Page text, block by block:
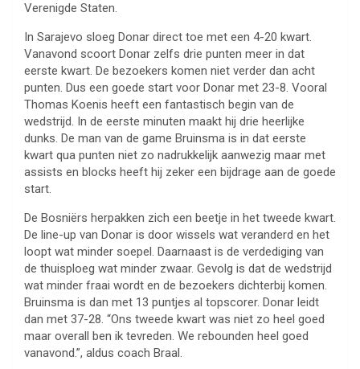
Verenigde Staten.
In Sarajevo sloeg Donar direct toe met een 4-20 kwart.
Vanavond scoort Donar zelfs drie punten meer in dat
eerste kwart. De bezoekers komen niet verder dan acht
punten. Dus een goede start voor Donar met 23-8. Vooral
Thomas Koenis heeft een fantastisch begin van de
wedstrijd. In de eerste minuten maakt hij drie heerlijke
dunks. De man van de game Bruinsma is in dat eerste
kwart qua punten niet zo nadrukkelijk aanwezig maar met
assists en blocks heeft hij zeker een bijdrage aan de goede
start.
De Bosniërs herpakken zich een beetje in het tweede kwart.
De line-up van Donar is door wissels wat veranderd en het
loopt wat minder soepel. Daarnaast is de verdediging van
de thuisploeg wat minder zwaar. Gevolg is dat de wedstrijd
wat minder fraai wordt en de bezoekers dichterbij komen.
Bruinsma is dan met 13 puntjes al topscorer. Donar leidt
dan met 37-28. “Ons tweede kwart was niet zo heel goed
maar overall ben ik tevreden. We rebounden heel goed
vanavond.”, aldus coach Braal.